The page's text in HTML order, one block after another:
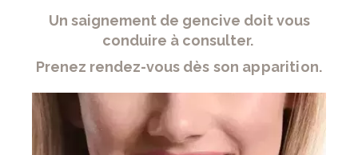
Un saignement de gencive doit vous
conduire à consulter.
Prenez rendez-vous dès son apparition.